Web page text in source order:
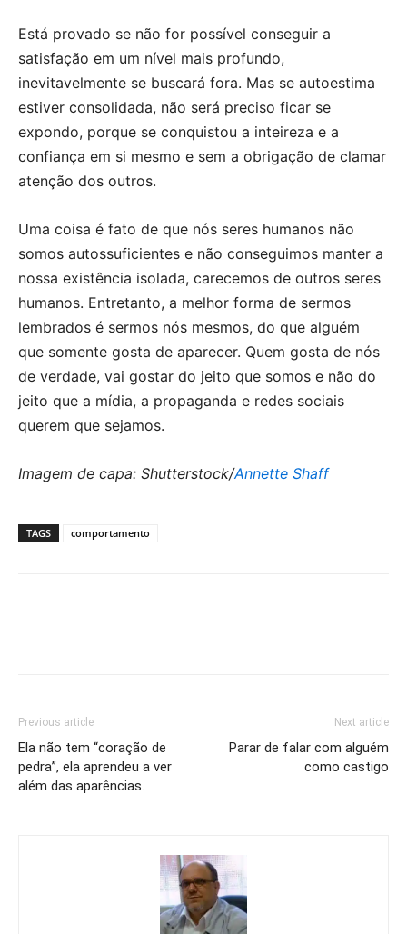
Está provado se não for possível conseguir a
satisfação em um nível mais profundo,
inevitavelmente se buscará fora. Mas se autoestima
estiver consolidada, não será preciso ficar se
expondo, porque se conquistou a inteireza e a
confiança em si mesmo e sem a obrigação de clamar
atenção dos outros.
Uma coisa é fato de que nós seres humanos não
somos autossuficientes e não conseguimos manter a
nossa existência isolada, carecemos de outros seres
humanos. Entretanto, a melhor forma de sermos
lembrados é sermos nós mesmos, do que alguém
que somente gosta de aparecer. Quem gosta de nós
de verdade, vai gostar do jeito que somos e não do
jeito que a mídia, a propaganda e redes sociais
querem que sejamos.
Imagem de capa: Shutterstock/Annette Shaff
TAGS comportamento
Previous article
Ela não tem “coração de
pedra”, ela aprendeu a ver
além das aparências.
Next article
Parar de falar com alguém
como castigo